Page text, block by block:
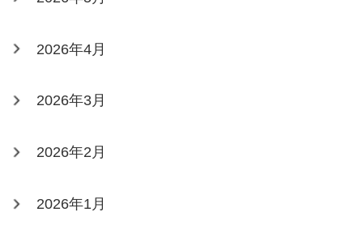
2026年4月
2026年3月
2026年2月
2026年1月